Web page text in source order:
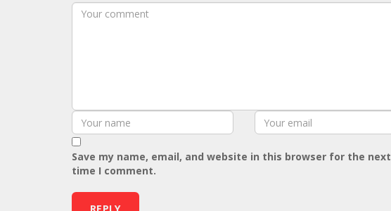
Save my name, email, and website in this browser for the next
time I comment.